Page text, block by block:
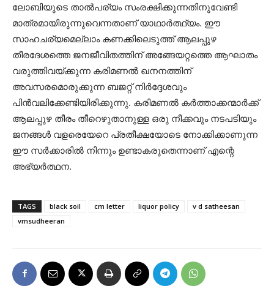
ലോബിയുടെ താല്‍പര്യം സംരക്ഷിക്കുന്നതിനുവേണ്ടി
മാത്രമായിരുന്നുവെന്നതാണ് യാഥാര്‍ത്ഥ്യം. ഈ
സാഹചര്യമെല്ലാം കണക്കിലെടുത്ത് ആലപ്പുഴ
തീരദേശത്തെ ജനജീവിതത്തിന് അങ്ങേയറ്റത്തെ ആഘാതം
വരുത്തിവയ്ക്കുന്ന കരിമണല്‍ ഖനനത്തിന്
അവസരമൊരുക്കുന്ന ബജറ്റ് നിര്‍ദ്ദേശവും
പിന്‍വലിക്കേണ്ടിയിരിക്കുന്നു. കരിമണല്‍ കര്‍ത്താക്കന്മാര്‍ക്ക്
ആലപ്പുഴ തീരം തീറെഴുതാനുള്ള ഒരു നീക്കവും നടപടിയും
ജനങ്ങള്‍ വളരെയേറെ പ്രതീക്ഷയോടെ നോക്കിക്കാണുന്ന
ഈ സര്‍ക്കാരില്‍ നിന്നും ഉണ്ടാകരുതെന്നാണ് എന്റെ
അഭ്യര്‍ത്ഥന.
TAGS black soil cm letter liquor policy
v d satheesan
vmsudheeran